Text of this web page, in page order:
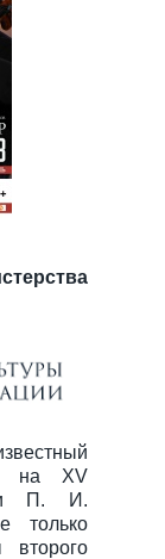
на XV
П. И.
только
второго